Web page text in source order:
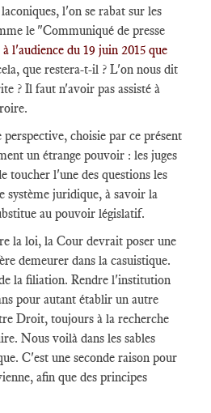
l'on se rabat sur les
le "Communiqué de presse
l'audience du 19 juin 2015 que
que restera-t-il ? L'on nous dit
? Il faut n'avoir pas assisté à
perspective, choisie par ce présent
un étrange pouvoir : les juges
toucher l'une des questions les
système juridique, à savoir la
au pouvoir législatif.
la loi, la Cour devrait poser une
demeurer dans la casuistique.
la filiation. Rendre l'institution
pour autant établir un autre
Droit, toujours à la recherche
Nous voilà dans les sables
C'est une seconde raison pour
afin que des principes